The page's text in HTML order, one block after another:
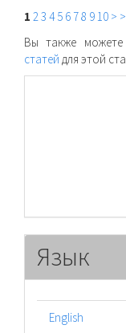
1 23 4 5 6 78 9 10 >
Вы также можете
статей для этой
Язык
English